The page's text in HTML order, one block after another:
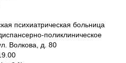
психиатрическая больница
поликлиническое
Волкова, д. 80